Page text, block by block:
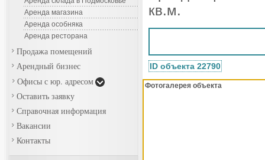
Аренда магазина
Аренда особняка
Аренда ресторана
Продажа помещений
Арендный бизнес
Офисы с юр. адресом
Оставить заявку
Справочная информация
Вакансии
Контакты
кв.м.
ID объекта 22790
Фотогалерея объекта